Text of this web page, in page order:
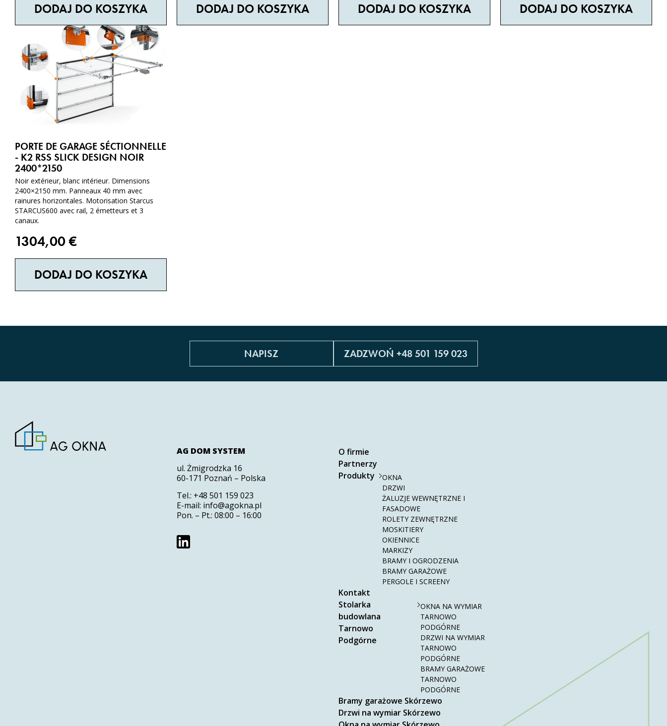
DODAJ DO KOSZYKA DODAJ DO KOSZYKA DODAJ DO KOSZYKA DODAJ DO KOSZYKA
PORTE DE GARAGE SÉCTIONNELLE
- K2 RSS SLICK DESIGN NOIR
2400*2150
Noir extérieur, blanc intérieur. Dimensions
2400×2150 mm. Panneaux 40 mm avec
rainures horizontales. Motorisation Starcus
STARCUS600 avec rail, 2 émetteurs et 3
canaux.
1304,00€
DODAJ DO KOSZYKA
NAPISZ ZADZWOŃ +48 501 159 023
AG DOM SYSTEM
ul. Żmigrodzka 16
60-171 Poznań – Polska
Tel.: +48 501 159 023
E-mail: info@agokna.pl
Pon. – Pt.: 08:00 – 16:00
O firmie
Partnerzy
Produkty
OKNA
DRZWI
ŻALUZJE WEWNĘTRZNE I
FASADOWE
ROLETY ZEWNĘTRZNE
MOSKITIERY
OKIENNICE
MARKIZY
BRAMY I OGRODZENIA
BRAMY GARAŻOWE
PERGOLE I SCREENY
Kontakt
Stolarka
budowlana
Tarnowo
Podgórne
OKNA NA WYMIAR
TARNOWO
PODGÓRNE
DRZWI NA WYMIAR
TARNOWO
PODGÓRNE
BRAMY GARAŻOWE
TARNOWO
PODGÓRNE
Bramy garażowe Skórzewo
Drzwi na wymiar Skórzewo